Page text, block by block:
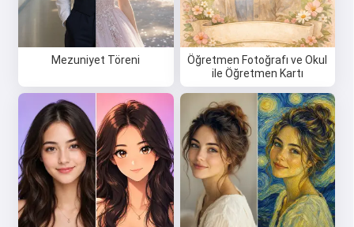
Mezuniyet Töreni
Öğretmen Fotoğrafı ve Okul
ile Öğretmen Kartı